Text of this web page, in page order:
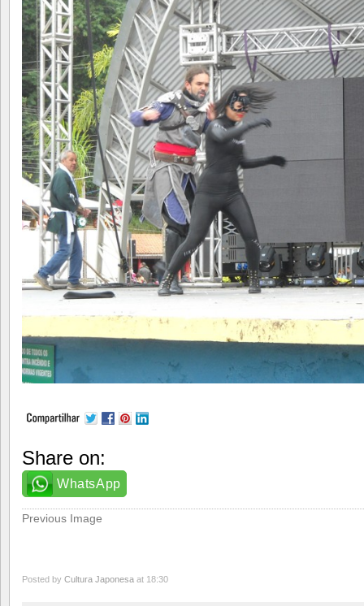
Share on:
WhatsApp
Previous Image
Posted by Cultura Japonesa at 18:30